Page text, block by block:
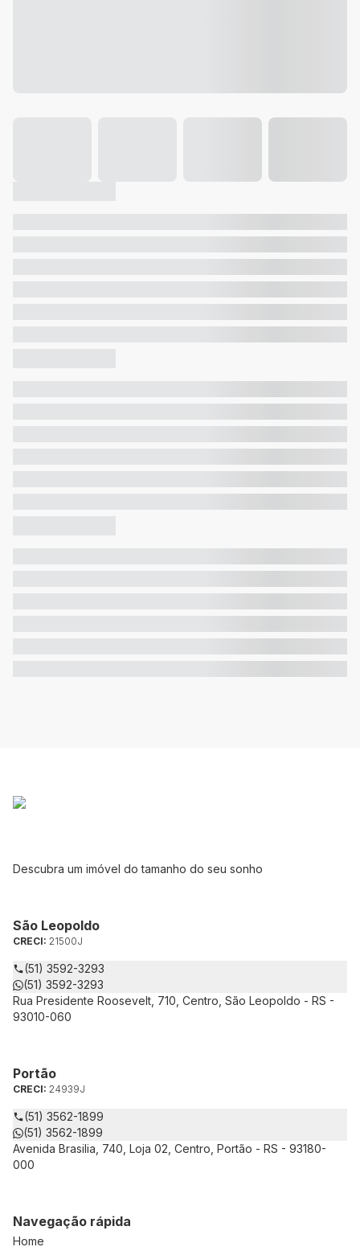
Descubra um imóvel do tamanho do seu sonho
São Leopoldo
CRECI: 21500J
(51) 3592-3293
(51) 3592-3293
Rua Presidente Roosevelt, 710, Centro, São Leopoldo - RS -
93010-060
Portão
CRECI: 24939J
(51) 3562-1899
(51) 3562-1899
Avenida Brasilia, 740, Loja 02, Centro, Portão - RS - 93180-
000
Navegação rápida
Home